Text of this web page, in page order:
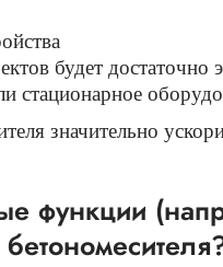
будет достаточно
стационарное
значительно
функции